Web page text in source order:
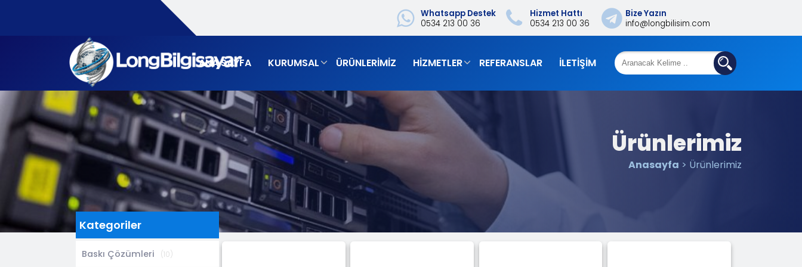
Bize Yazın
info@longbilisim.com
Hizmet Hattı
‎0534 213 00 36
Whatsapp Destek
0534 213 00 36
ANA SAYFA KURUMSAL ÜRÜNLERIMIZ HIZMETLER REFERANSLAR İLETIŞIM
Ürünlerimiz
Anasayfa > Ürünlerimiz
Kategoriler
Baskı Çözümleri (10)